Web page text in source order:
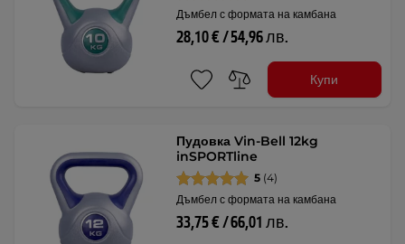
Дъмбел с формата на камбана
28,10 € / 54,96 лв.
Купи
Пудовка Vin-Bell 12kg
inSPORTline
5 (4)
Дъмбел с формата на камбана
33,75 € / 66,01 лв.